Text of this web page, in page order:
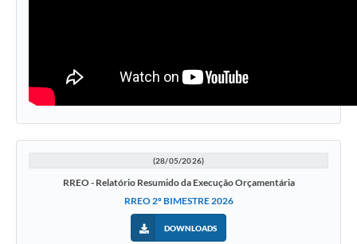
(28/05/2026)
RREO - Relatório Resumido da Execução Orçamentária
RREO 2º BIMESTRE 2026
DOWNLOADS